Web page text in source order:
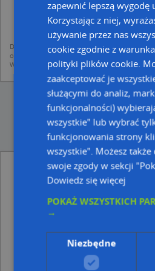
dodania ich do bazy Targeo oraz
mapach (art. 6 ust. 1 lit. f RODO)
udostępniania danych o firmach
6 ust. 1 lit. f RODO)
Dane pochodzą z publicznych baz CEIDG,
oraz od podmiotów zewnętrznych.
Więcej informacji dot. RODO:http://
Tomasz Korzeń -
inne Przemysł, Firmy w
Aquilamed, Gdańska 4a, 87-
Firma Handlowa Elektro Tech,
AGRO-MAR Sp. z o.o.
Przemysł Warsztat, Gdańska 73,
zapewnić lepszą wygodę
Korzystając z niej,
używanie przez nas
cookie zgodnie z
polityki plików cookie.
zaakceptować je
służącymi do analiz,
funkcjonalności)
wszystkie" lub wybrać
funkcjonowania strony
wszystkie". Możesz także
swoje zgody w sekcji
Dowiedz się więcej
POKAŻ WSZYSTKICH
→
Niezbędne